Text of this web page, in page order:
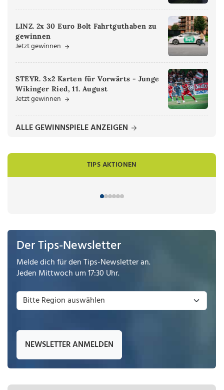
LINZ. 2x 30 Euro Bolt Fahrtguthaben zu
gewinnen
Jetzt gewinnen
STEYR. 3x2 Karten für Vorwärts - Junge
Wikinger Ried, 11. August
Jetzt gewinnen
ALLE GEWINNSPIELE ANZEIGEN
TIPS AKTIONEN
Der Tips-Newsletter
Melde dich für den Tips-Newsletter an.
Jeden Mittwoch um 17:30 Uhr.
NEWSLETTER ANMELDEN